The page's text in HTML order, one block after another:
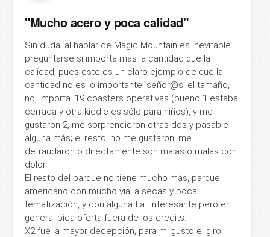
"Mucho acero y poca calidad"
Sin duda, al hablar de Magic Mountain es inevitable
preguntarse si importa más la cantidad que la
calidad, pues este es un claro ejemplo de que la
cantidad no es lo importante, señor@s, el tamaño,
no, importa. 19 coasters operativas (bueno 1 estaba
cerrada y otra kiddie es sólo para niños), y me
gustaron 2, me sorprendieron otras dos y pasable
alguna más; el resto, no me gustaron, me
defraudaron o directamente son malas o malas con
dolor.
El resto del parque no tiene mucho más, parque
americano con mucho vial a secas y poca
tematización, y con alguna flat interesante pero en
general pica oferta fuera de los credits.
X2 fue la mayor decepción, para mi gusto el giro